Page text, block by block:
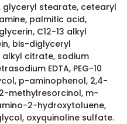
glyceryl stearate, cetearyl
palmitic acid,
C12-13 alkyl
bis-diglyceryl
citrate, sodium
EDTA, PEG-10
p-aminophenol, 2,4-
methylresorcinol, m-
2-hydroxytoluene,
oxyquinoline sulfate.